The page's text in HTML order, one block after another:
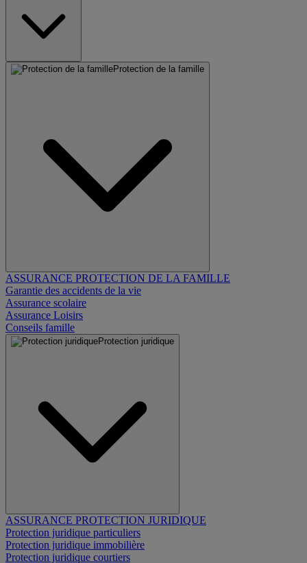
Protection de la famille
ASSURANCE PROTECTION DE LA FAMILLE
Garantie des accidents de la vie
Assurance scolaire
Assurance Loisirs
Conseils famille
Protection juridique
ASSURANCE PROTECTION JURIDIQUE
Protection juridique particuliers
Protection juridique immobilière
Protection juridique courtiers